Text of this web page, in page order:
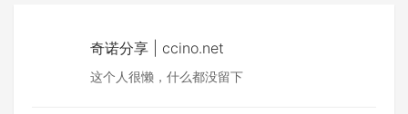
奇诺分享 | ccino.net
这个人很懒，什么都没留下